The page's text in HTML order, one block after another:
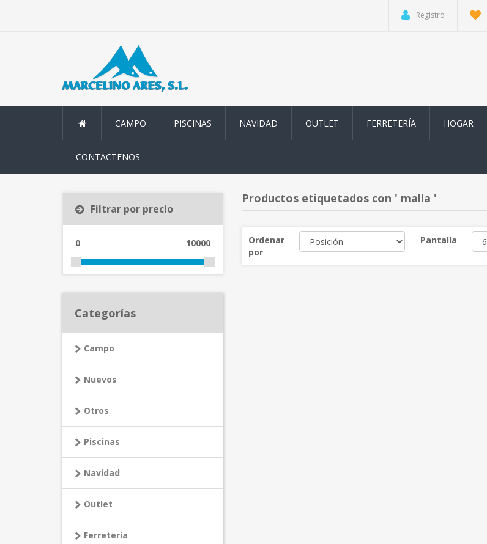
Registro
CAMPO PISCINAS NAVIDAD OUTLET FERRETERÍA HOGAR
CONTACTENOS
Productos etiquetados con ' malla '
Ordenar
por
Pantalla
Filtrar por precio
0 10000
Categorías
Campo
Nuevos
Otros
Piscinas
Navidad
Outlet
Ferretería